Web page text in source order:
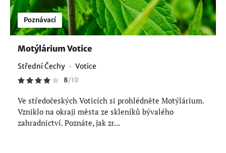
Poznávací
Motýlárium Votice
Střední Čechy Votice
8/10
Ve středočeských Voticích si prohlédněte Motýlárium.
Vzniklo na okraji města ze skleníků bývalého
zahradnictví. Poznáte, jak zr...